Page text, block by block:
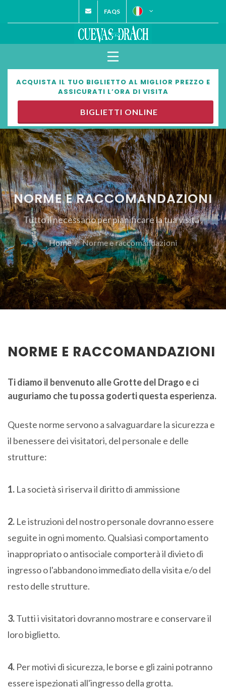
FAQS
ACQUISTA IL TUO BIGLIETTO AL MIGLIOR PREZZO E
ASSICURATI L’ORA DI VISITA
BIGLIETTI ONLINE
NORME E RACCOMANDAZIONI
Tutto il necessario per pianificare la tua visita.
Home Norme e raccomandazioni
NORME E RACCOMANDAZIONI
Ti diamo il benvenuto alle Grotte del Drago e ci
auguriamo che tu possa goderti questa esperienza.
Queste norme servono a salvaguardare la sicurezza e
il benessere dei visitatori, del personale e delle
strutture:
1. La società si riserva il diritto di ammissione
2. Le istruzioni del nostro personale dovranno essere
seguite in ogni momento. Qualsiasi comportamento
inappropriato o antisociale comporterà il divieto di
ingresso o l'abbandono immediato della visita e/o del
resto delle strutture.
3.Tutti i visitatori dovranno mostrare e conservare il
loro biglietto.
4. Per motivi di sicurezza, le borse e gli zaini potranno
essere ispezionati all'ingresso della grotta.